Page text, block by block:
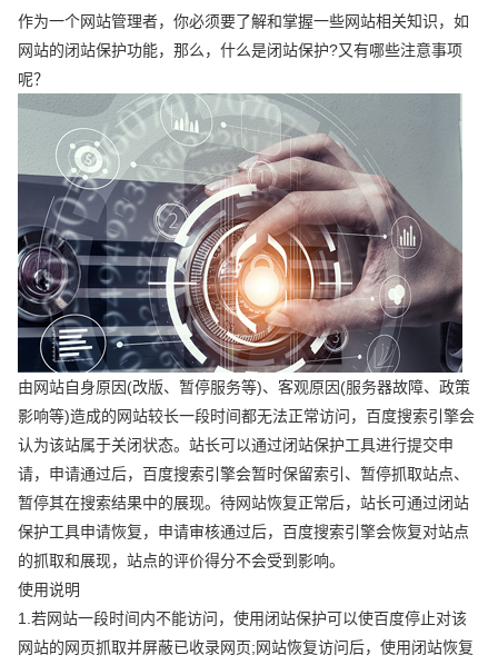
作为一个网站管理者，你必须要了解和掌握一些网站相关知识，如
网站的闭站保护功能，那么，什么是闭站保护?又有哪些注意事项
呢？
由网站自身原因(改版、暂停服务等)、客观原因(服务器故障、政策
影响等)造成的网站较长一段时间都无法正常访问，百度搜索引擎会
认为该站属于关闭状态。站长可以通过闭站保护工具进行提交申
请，申请通过后，百度搜索引擎会暂时保留索引、暂停抓取站点、
暂停其在搜索结果中的展现。待网站恢复正常后，站长可通过闭站
保护工具申请恢复，申请审核通过后，百度搜索引擎会恢复对站点
的抓取和展现，站点的评价得分不会受到影响。
使用说明
1.若网站一段时间内不能访问，使用闭站保护可以使百度停止对该
网站的网页抓取并屏蔽已收录网页;网站恢复访问后，使用闭站恢复